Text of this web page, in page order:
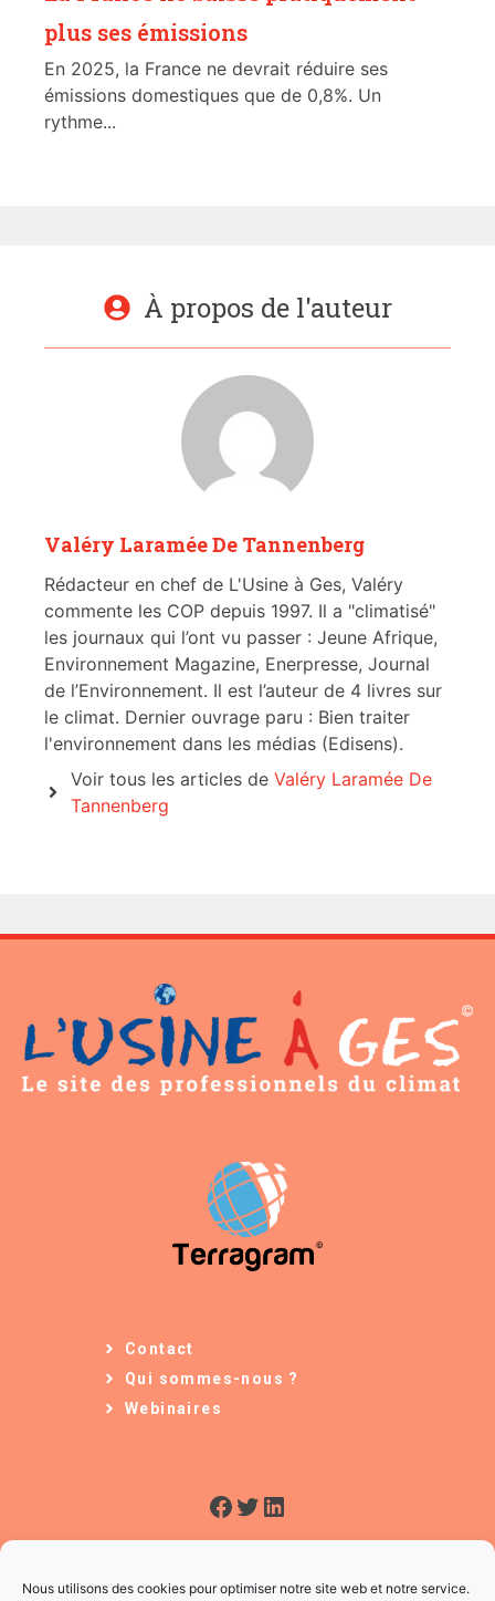
Nous utilisons des cookies pour optimiser notre site web et notre service.
plus ses émissions
En 2025, la France ne devrait réduire ses
émissions domestiques que de 0,8%. Un
rythme...
À propos de l'auteur
Valéry Laramée De Tannenberg
Rédacteur en chef de L'Usine à Ges, Valéry
commente les COP depuis 1997. Il a "climatisé"
les journaux qui l’ont vu passer : Jeune Afrique,
Environnement Magazine, Enerpresse, Journal
de l’Environnement. Il est l’auteur de 4 livres sur
le climat. Dernier ouvrage paru : Bien traiter
l'environnement dans les médias (Edisens).
Voir tous les articles de Valéry Laramée De
Tannenberg
Contact
Qui sommes-nous ?
Webinaires
Facebook
Twitter
LinkedIn